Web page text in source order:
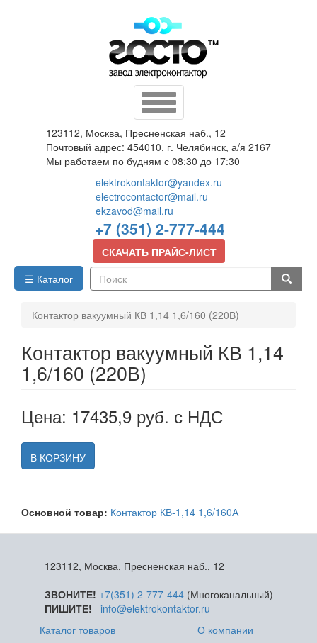
Toggle
navigation
123112, Москва, Пресненская наб., 12
Почтовый адрес: 454010, г. Челябинск, а/я 2167
Мы работаем по будням с 08:30 до 17:30
elektrokontaktor@yandex.ru
electrocontactor@mail.ru
ekzavod@mail.ru
+7 (351) 2-777-444
СКАЧАТЬ ПРАЙС-ЛИСТ
☰ Каталог
Контактор вакуумный КВ 1,14 1,6/160 (220В)
Контактор вакуумный КВ 1,14
1,6/160 (220В)
Цена: 17435,9 руб. с НДС
В КОРЗИНУ
Основной товар: Контактор КВ-1,14 1,6/160А
123112, Москва, Пресненская наб., 12
ЗВОНИТЕ! +7(351) 2-777-444(Многоканальный)
ПИШИТЕ!
info@elektrokontaktor.ru
Каталог товаров
О компании